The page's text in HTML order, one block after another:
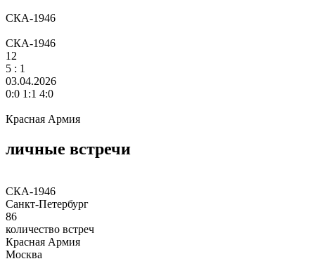
СКА-1946
СКА-1946
12
5 : 1
03.04.2026
0:0 1:1 4:0
Красная Армия
личные встречи
СКА-1946
Санкт-Петербург
86
количество встреч
Красная Армия
Москва